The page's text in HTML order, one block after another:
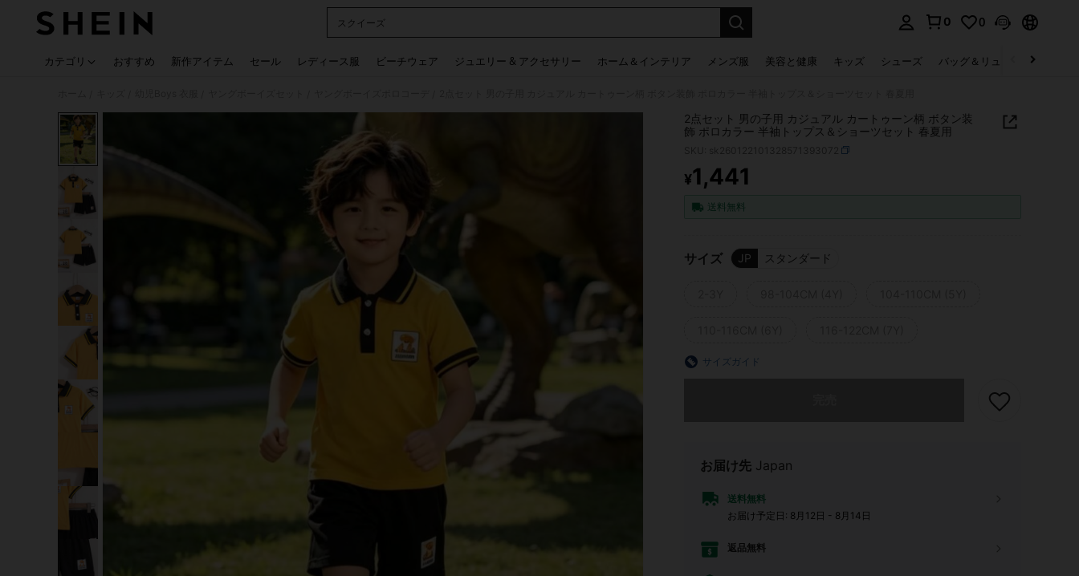
スクイーズ
0 0
カテゴリ おすすめ 新作アイテム セール レディース服 ビーチウェア ジュエリー & アクセサリー ホーム＆インテリア メンズ服 美容と健康 キッズ シューズ バッグ＆リュック
2点セット 男の子用 カジュアル カートゥーン柄 ボタン装
飾 ポロカラー 半袖トップス＆ショーツセット 春夏用
PRICE AND AVAILABILITY
¥1,441
送料無料
サイズ JP スタンダード
サイズガイド
お届け先 Japan
送料無料
お届け予定日: 8月12日 - 8月14日
返品無料